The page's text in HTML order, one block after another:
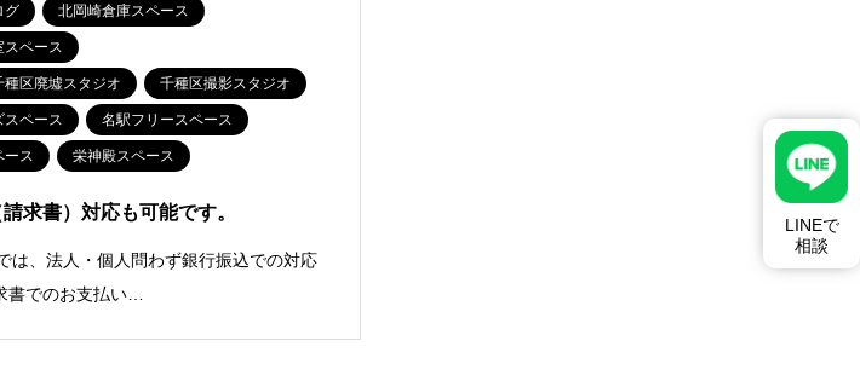
グ 北岡崎倉庫スペース
スペース
種区廃墟スタジオ 千種区撮影スタジオ
スペース 名駅フリースペース
ース 栄神殿スペース
求書）対応も可能です。
は、法人・個人問わず銀行振込での対応
書でのお支払い…
LINEで
相談